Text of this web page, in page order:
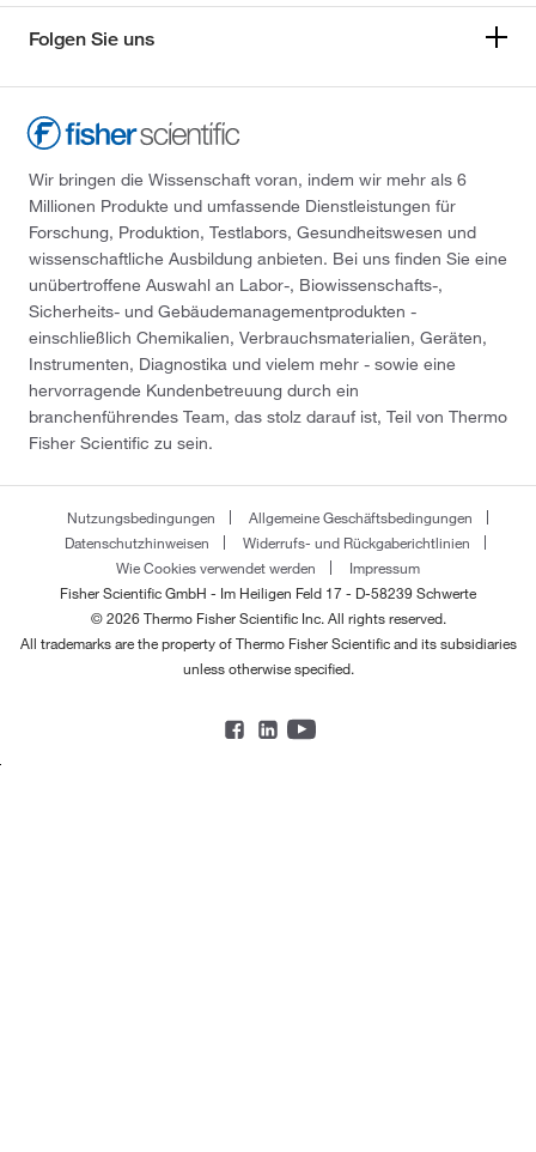
Folgen Sie uns
Wir bringen die Wissenschaft voran, indem wir mehr als 6
Millionen Produkte und umfassende Dienstleistungen für
Forschung, Produktion, Testlabors, Gesundheitswesen und
wissenschaftliche Ausbildung anbieten. Bei uns finden Sie eine
unübertroffene Auswahl an Labor-, Biowissenschafts-,
Sicherheits- und Gebäudemanagementprodukten -
einschließlich Chemikalien, Verbrauchsmaterialien, Geräten,
Instrumenten, Diagnostika und vielem mehr - sowie eine
hervorragende Kundenbetreuung durch ein
branchenführendes Team, das stolz darauf ist, Teil von Thermo
Fisher Scientific zu sein.
Nutzungsbedingungen
Allgemeine Geschäftsbedingungen
Datenschutzhinweisen
Widerrufs- und Rückgaberichtlinien
Wie Cookies verwendet werden
Impressum
Fisher Scientific GmbH - Im Heiligen Feld 17 - D-58239 Schwerte
© 2026 Thermo Fisher Scientific Inc. All rights reserved.
All trademarks are the property of Thermo Fisher Scientific and its subsidiaries
unless otherwise specified.